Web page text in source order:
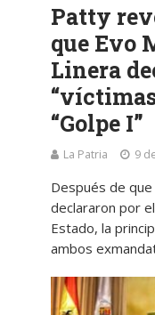
Patty
que Evo
Linera
“Golpe I”
La Patria 9
Después de
declararon por
Estado, la
ambos